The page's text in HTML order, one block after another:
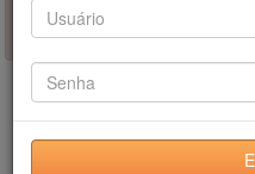
Sessão indisponível (expirada
realizado)